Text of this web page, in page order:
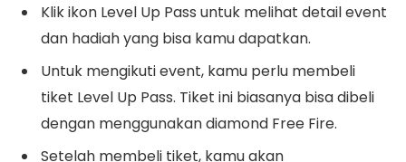
Klik ikon Level Up Pass untuk melihat detail event
dan hadiah yang bisa kamu dapatkan.
Untuk mengikuti event, kamu perlu membeli
tiket Level Up Pass. Tiket ini biasanya bisa dibeli
dengan menggunakan diamond Free Fire.
Setelah membeli tiket, kamu akan